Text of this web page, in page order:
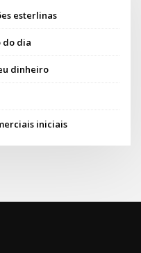
esterlinas
do dia
dinheiro
iniciais